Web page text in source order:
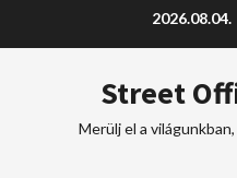
2026.08.04.
Street
Merülj el a